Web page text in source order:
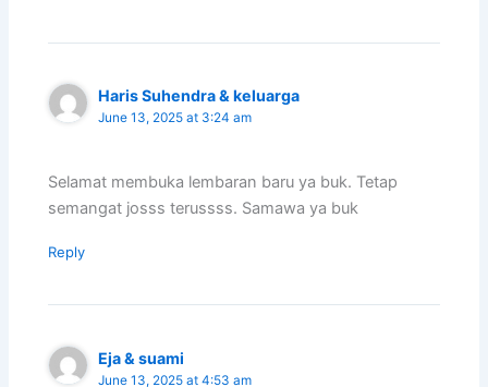
Haris Suhendra & keluarga
June 13, 2025 at 3:24 am
Selamat membuka lembaran baru ya buk. Tetap
semangat josss terussss. Samawa ya buk
Reply
Eja & suami
June 13, 2025 at 4:53 am